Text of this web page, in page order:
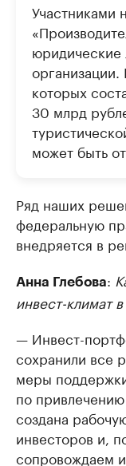
Участниками
организации.
которых
30 млрд
может быть
Ряд наших
федеральную
внедряется в
Анна Глебова:
инвест-климат
— Инвест-
сохранили все
меры
по
создана
инвесторов и,
сопровождаем